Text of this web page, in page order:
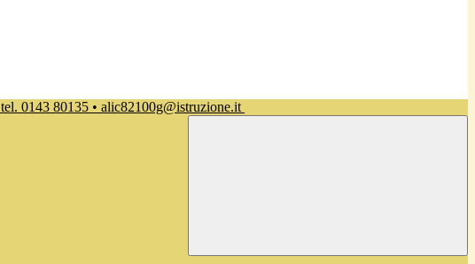
tel. 0143 80135 • alic82100g@istruzione.it